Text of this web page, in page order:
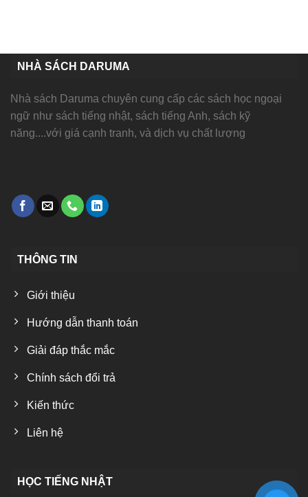
NHÀ SÁCH DARUMA
Nhà sách Daruma chuyên cung cấp các sách học ngoại
ngữ như sách tiếng nhật, sách tiếng Anh, sách kỹ
năng....với giá cạnh tranh, và dịch vụ chất lượng
THÔNG TIN
Giới thiệu
Hướng dẫn thanh toán
Giải đáp thắc mắc
Chính sách đổi trả
Kiến thức
Liên hệ
HỌC TIẾNG NHẬT